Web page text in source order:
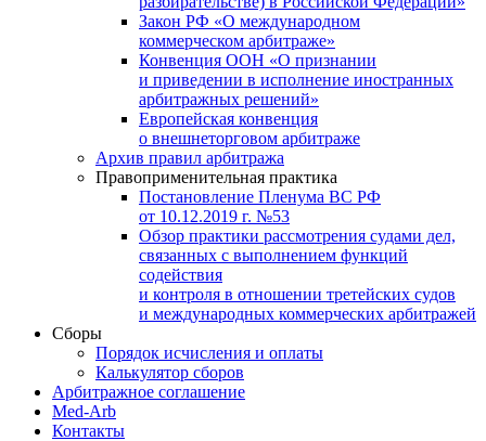
Закон РФ «О международном
коммерческом арбитраже»
Конвенция ООН «О признании
и приведении в исполнение иностранных
арбитражных решений»
Европейская конвенция
о внешнеторговом арбитраже
Архив правил арбитража
Правоприменительная практика
Постановление Пленума ВС РФ
от 10.12.2019 г. №53
Обзор практики рассмотрения судами дел,
связанных с выполнением функций
содействия
и контроля в отношении третейских судов
и международных коммерческих арбитражей
Сборы
Порядок исчисления и оплаты
Калькулятор сборов
Арбитражное соглашение
Med-Arb
Контакты